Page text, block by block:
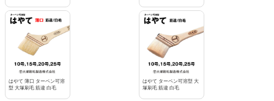
はやて 薄口 ターペン可溶
型 大塚刷毛 筋違 白毛
はやて ターペン可溶型 大
塚刷毛 筋違 白毛